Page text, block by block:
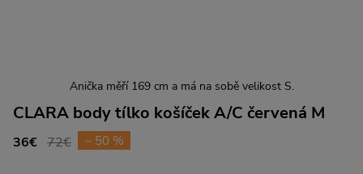
Anička měří 169 cm a má na sobě velikost S.
CLARA body tílko košíček A/C červená M
36€ 72€ − 50 %